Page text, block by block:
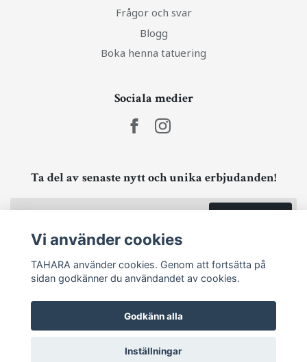
Frågor och svar
Blogg
Boka henna tatuering
Sociala medier
Ta del av senaste nytt och unika erbjudanden!
© 2026 TAHARA
Vi använder cookies
TAHARA använder cookies. Genom att fortsätta på
sidan godkänner du användandet av cookies.
Godkänn alla
Inställningar